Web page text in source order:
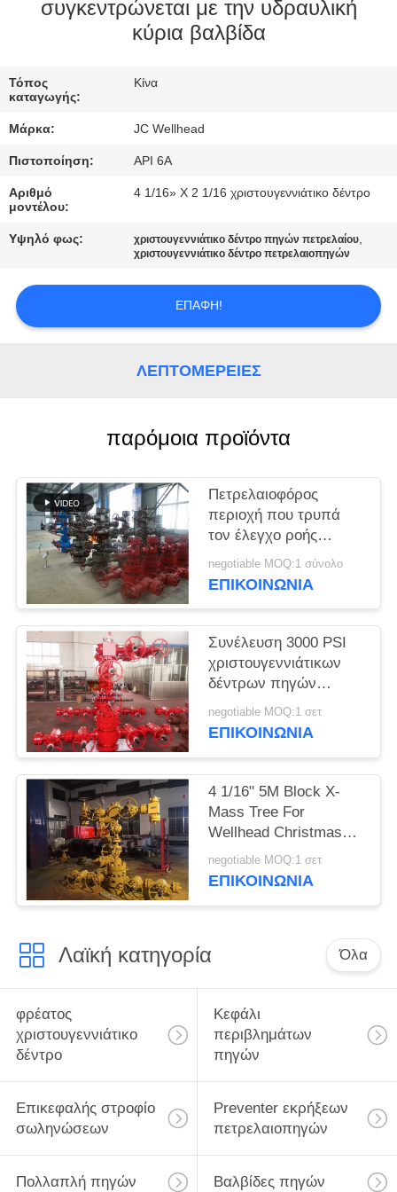
ΈΛΕΓΧΟΣ
ΕΛΆΤΕ
ΣΕ
ΕΠΑΦΉ
ΕΙΔΉΣΕΙΣ
ΠΕΡΙΠΤΏΣΕΙΣ
συγκεντρώνεται με την υδραυλική
κύρια βαλβίδα
Τόπος
καταγωγής:
Κίνα
Μάρκα: JC Wellhead
Πιστοποίηση: API 6A
Αριθμό
μοντέλου:
4 1/16» Χ 2 1/16 χριστουγεννιάτικο δέντρο
Υψηλό φως: χριστουγεννιάτικο δέντρο πηγών πετρελαίου,
χριστουγεννιάτικο δέντρο πετρελαιοπηγών
ΕΠΑΦΉ!
ΛΕΠΤΟΜΈΡΕΙΕΣ
παρόμοια προϊόντα
Πετρελαιοφόρος
περιοχή που τρυπά
τον έλεγχο ροής
χριστουγεννιάτικων
δέντρων πηγών
negotiable MOQ:1 σύνολο
ΕΠΙΚΟΙΝΩΝΊΑ
Συνέλευση 3000 PSI
χριστουγεννιάτικων
δέντρων πηγών
σφυρηλατημένων
κομματιών για την
negotiable MOQ:1 σετ
ΕΠΙΚΟΙΝΩΝΊΑ
4 1/16" 5M Block X-
Mass Tree For
Wellhead Christmas
Tree API 6A
negotiable MOQ:1 σετ
ΕΠΙΚΟΙΝΩΝΊΑ
Λαϊκή κατηγορία Όλα
φρέατος
χριστουγεννιάτικο
δέντρο
Κεφάλι
περιβλημάτων
πηγών
Επικεφαλής στροφίο
σωληνώσεων
Preventer εκρήξεων
πετρελαιοπηγών
Πολλαπλή πηγών Βαλβίδες πηγών